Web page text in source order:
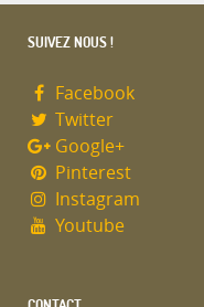
SUIVEZ NOUS !
Facebook
Twitter
Google+
Pinterest
Instagram
Youtube